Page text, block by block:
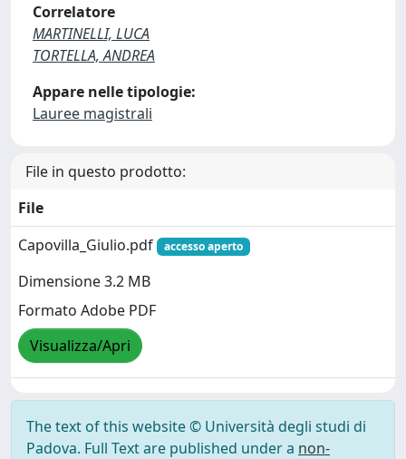
Correlatore
MARTINELLI, LUCA
TORTELLA, ANDREA
Appare nelle tipologie:
Lauree magistrali
File in questo prodotto:
File
Capovilla_Giulio.pdf
accesso aperto
Dimensione 3.2 MB
Formato Adobe PDF
Visualizza/Apri
The text of this website © Università degli studi di
Padova. Full Text are published under a non-